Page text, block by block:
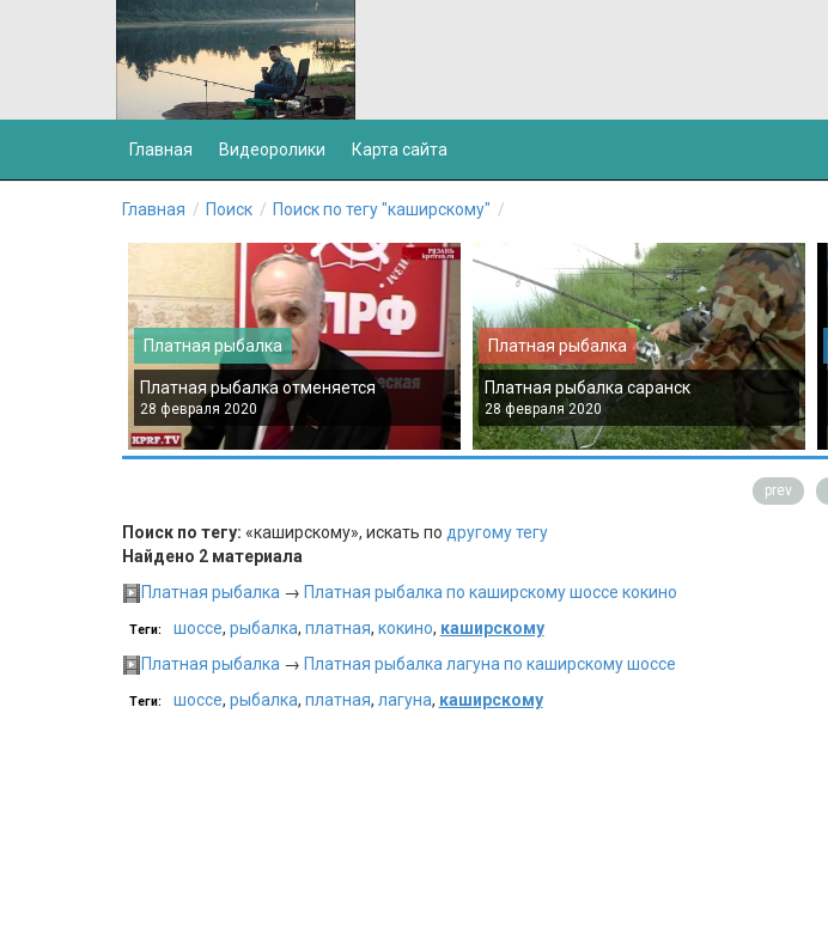
Главная Видеоролики Карта сайта
Главная Поиск Поиск по тегу "каширскому"
Платная рыбалка
Платная рыбалка отменяется
28 февраля 2020
Платная рыбалка
Платная рыбалка саранск
28 февраля 2020
prev
Поиск по тегу: «каширскому», искать по другому тегу
Найдено 2 материала
Платная рыбалка → Платная рыбалка по каширскому шоссе кокино
Теги: шоссе, рыбалка, платная, кокино, каширскому
Платная рыбалка → Платная рыбалка лагуна по каширскому шоссе
Теги: шоссе, рыбалка, платная, лагуна, каширскому